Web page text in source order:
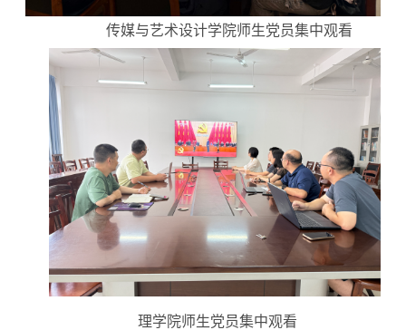
传媒与艺术设计学院师生党员集中观看
理学院师生党员集中观看